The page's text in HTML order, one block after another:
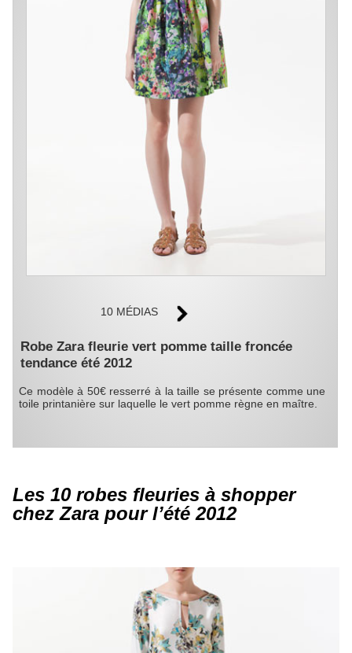
10 MÉDIAS
Robe Zara fleurie vert pomme taille froncée
tendance été 2012
Ce modèle à 50€ resserré à la taille se présente comme une
toile printanière sur laquelle le vert pomme règne en maître.
Les 10 robes fleuries à shopper
chez Zara pour l’été 2012